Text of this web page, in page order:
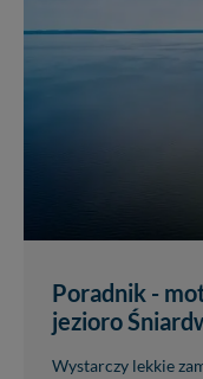
Poradnik -
jezioro
Wystarczy lekkie